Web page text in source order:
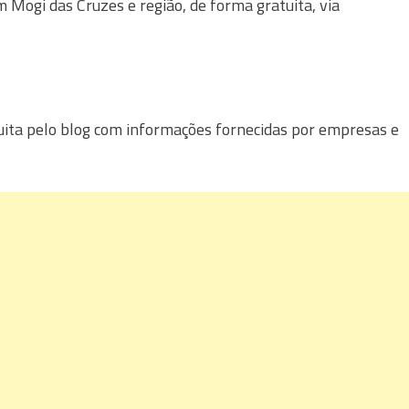
das Cruzes e região, de forma gratuita, via
pelo blog com informações fornecidas por empresas e